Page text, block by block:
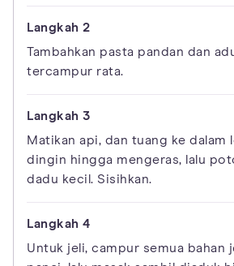
Tambahkan pasta pandan dan
tercampur rata.
Matikan api, dan tuang ke dalam
dingin hingga mengeras, lalu
dadu kecil. Sisihkan.
Untuk jeli, campur semua bahan